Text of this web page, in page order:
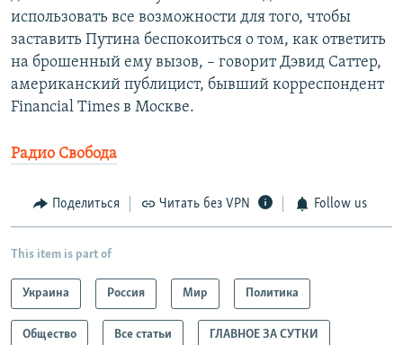
использовать все возможности для того, чтобы
заставить Путина беспокоиться о том, как ответить
на брошенный ему вызов, – говорит Дэвид Саттер,
американский публицист, бывший корреспондент
Financial Times в Москве.
Радио Свобода
Поделиться Читать без VPN Follow us
This item is part of
Украина Россия Мир Политика
Общество Все статьи ГЛАВНОЕ ЗА СУТКИ